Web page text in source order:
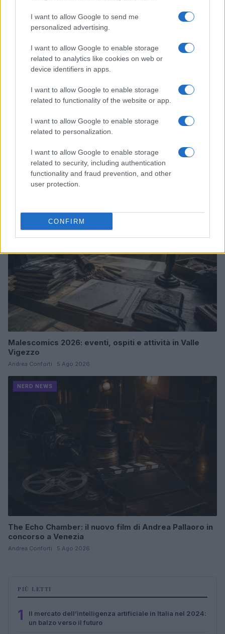
I want to allow Google to send me
personalized advertising.
I want to allow Google to enable storage
related to analytics like cookies on web or
device identifiers in apps.
I want to allow Google to enable storage
related to functionality of the website or app.
I want to allow Google to enable storage
related to personalization.
I want to allow Google to enable storage
related to security, including authentication
functionality and fraud prevention, and other
user protection.
CONFIRM
NERD NEWS
Boom del settore tech italiano: 652 milioni in venture
capital nel primo semestre 2026
Andrea Conforti · 6 Ago 2026
Malescomics 2026: eventi, ospiti e attività in Valle
Vigezzo
Andrea Conforti · 5 Ago 2026
NERD NEWS
The Echo Chamber: il nuovo film di Andrea Pallaoro in
concorso a Venezia
Andrea Conforti · 5 Ago 2026
PIÙ LETTI
1
Il mercato dell’intelligenza artificiale in Italia nel 2024:
un balzo verso il futuro